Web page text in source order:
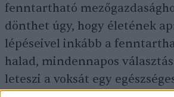
fenntartható
dönthet úgy, hogy életének
lépéseivel inkább a
halad, mindennapos
leteszi a voksát egy